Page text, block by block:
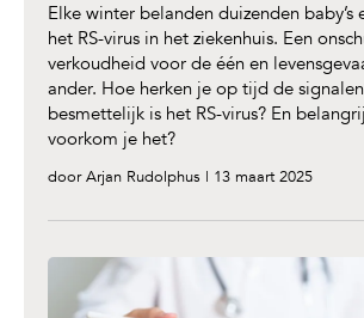
Elke winter belanden duizenden baby’s
het RS-virus in het ziekenhuis. Een
verkoudheid voor de één en
ander. Hoe herken je op tijd de
besmettelijk is het RS-virus? En
voorkom je het?
door Arjan Rudolphus | 13 maart 2025